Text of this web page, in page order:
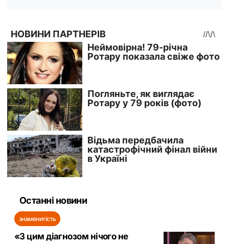
Останні новини
знаменитість
«З цим діагнозом нічого не